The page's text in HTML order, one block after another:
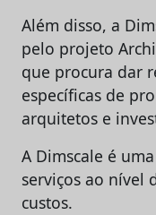
Além disso, a
pelo projeto
que procura dar
específicas de
arquitetos e
A Dimscale é
serviços ao nível
custos.